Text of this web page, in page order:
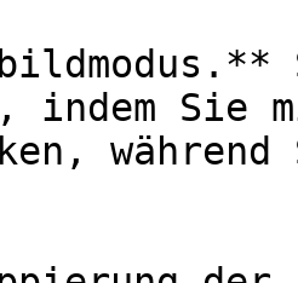
indem Sie